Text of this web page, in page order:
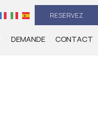
RESERVEZ
DEMANDE CONTACT